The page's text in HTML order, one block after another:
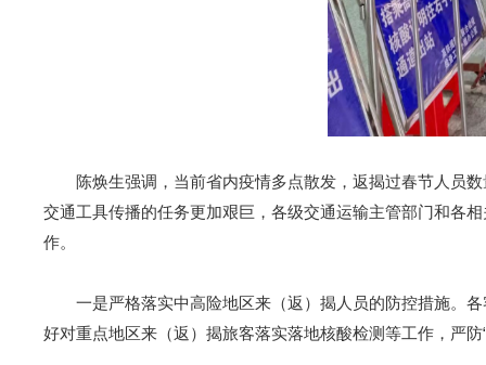
陈焕生强调，当前省内疫情多点散发，返揭过春节人员数
交通工具传播的任务更加艰巨，各级交通运输主管部门和各
作。
一是严格落实中高险地区来（返）揭人员的防控措施。各
好对重点地区来（返）揭旅客落实落地核酸检测等工作，严防